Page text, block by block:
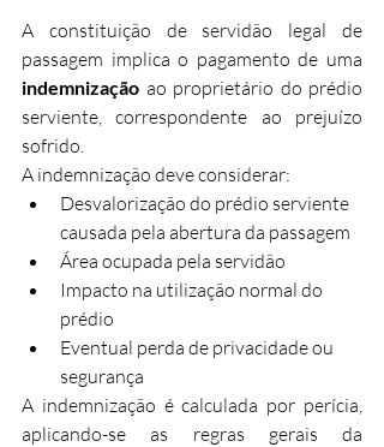
A constituição de servidão legal de
indemnização ao proprietário do prédio
serviente, correspondente ao prejuízo
sofrido.​
A indemnização deve considerar:​
Desvalorização do prédio serviente
causada pela abertura da passagem
Área ocupada pela servidão
Impacto na utilização normal do
prédio
Eventual perda de privacidade ou
segurança
A indemnização é calculada por perícia,
aplicando-se as regras gerais da